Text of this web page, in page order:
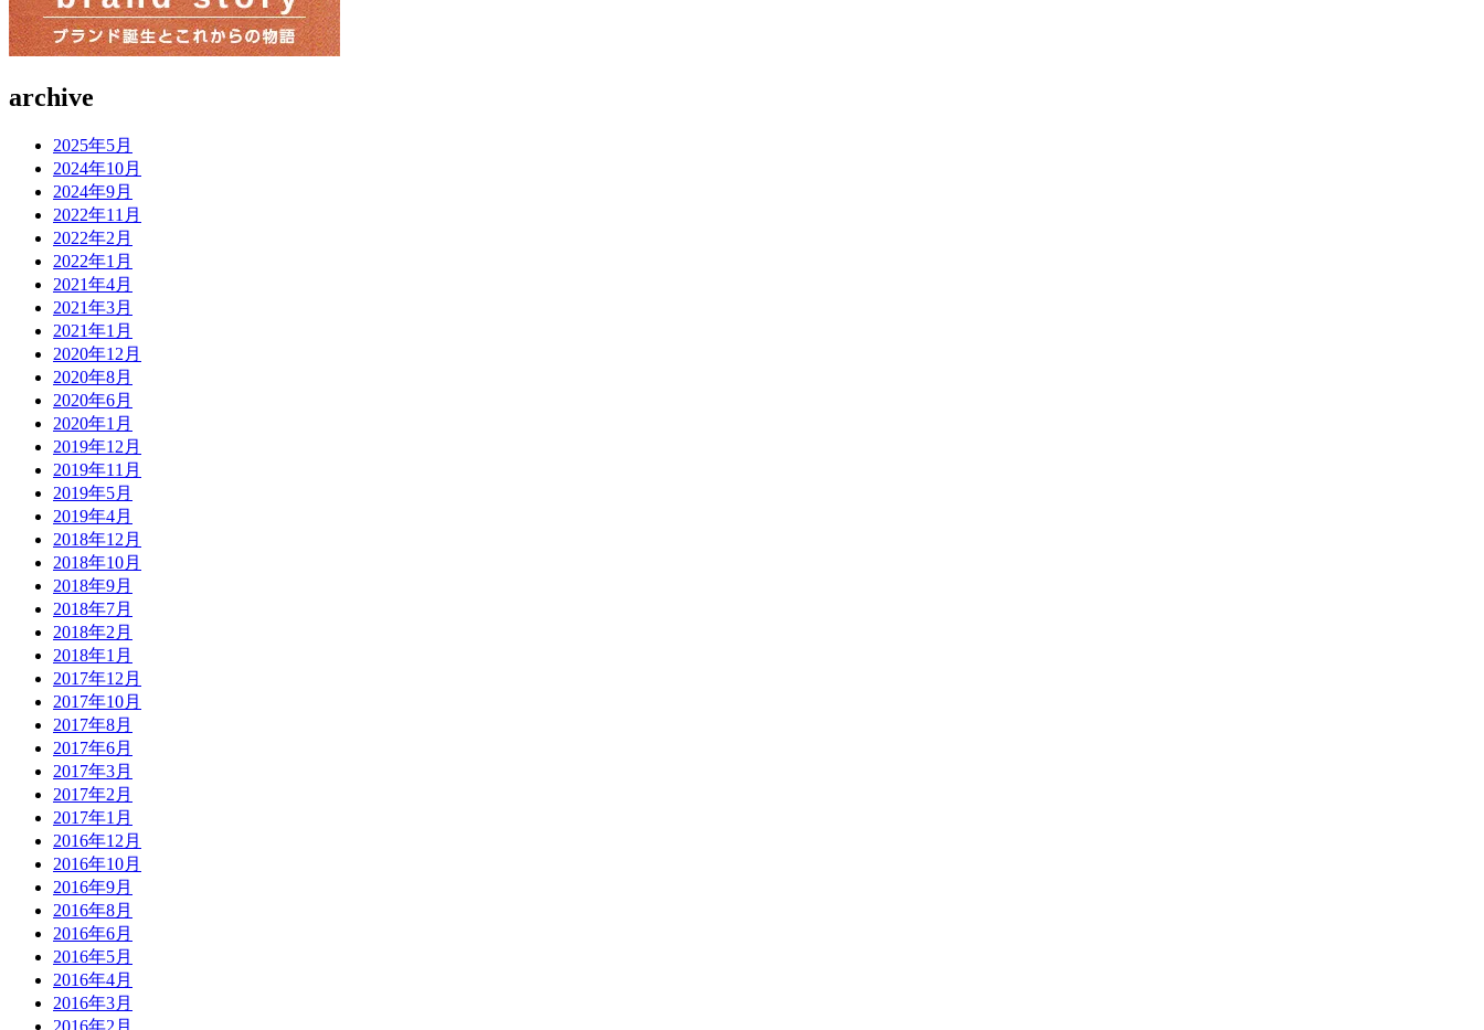
archive
2025年5月
2024年10月
2024年9月
2022年11月
2022年2月
2022年1月
2021年4月
2021年3月
2021年1月
2020年12月
2020年8月
2020年6月
2020年1月
2019年12月
2019年11月
2019年5月
2019年4月
2018年12月
2018年10月
2018年9月
2018年7月
2018年2月
2018年1月
2017年12月
2017年10月
2017年8月
2017年6月
2017年3月
2017年2月
2017年1月
2016年12月
2016年10月
2016年9月
2016年8月
2016年6月
2016年5月
2016年4月
2016年3月